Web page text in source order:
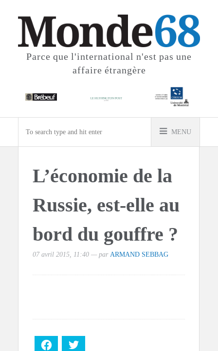
Parce que l'international n'est pas une
affaire étrangère
MENU
L’économie de la
Russie, est-elle au
bord du gouffre ?
07 avril 2015, 11:40 — par ARMAND SEBBAG
Facebook